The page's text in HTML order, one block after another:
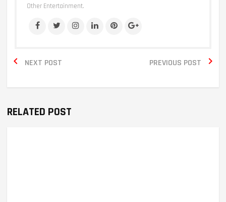
Other Entertainment.
NEXT POST
 PREVIOUS POST 
RELATED POST